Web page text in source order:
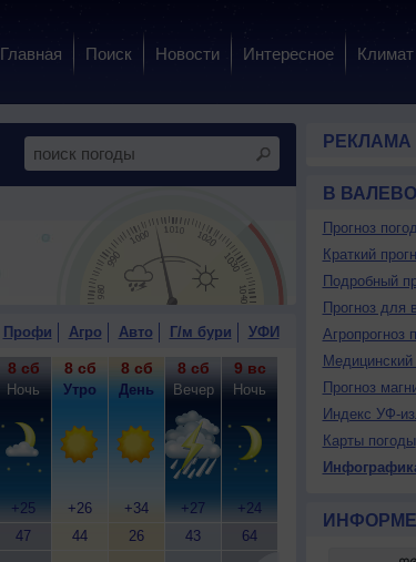
Главная Поиск Новости Интересное Климат
Профи Агро Авто Г/м бури УФИ
8 сб
Ночь
+25
47
8 сб
Утро
+26
44
8 сб
День
+34
26
8 сб
Вечер
+27
43
9 вс
Ночь
+24
64
9 вс
Утро
9 вс
День
9
РЕКЛАМА
В ВАЛЕВО
Прогноз
Краткий
Подробный
Прогноз для
Агропрогноз
Медицинский
Прогноз
Индекс УФ-
Карты погоды